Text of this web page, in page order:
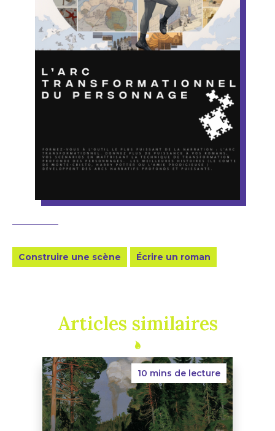
Construire une scène Écrire un roman
Articles similaires
10 mins de lecture